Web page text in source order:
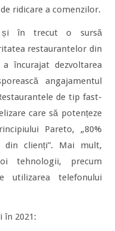
ridicare a comenzilor.
și în trecut o sursă
restaurantelor din
încurajat dezvoltarea
angajamentul
de tip fast-
care să potențeze
Pareto, „80%
clienți”. Mai mult,
tehnologii, precum
utilizarea telefonului
în 2021: